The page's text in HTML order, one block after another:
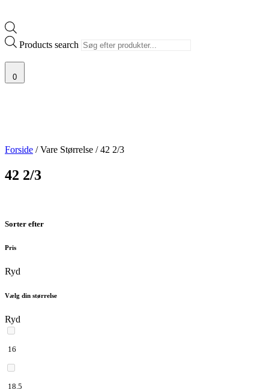
Products search
0
Forside / Vare Størrelse / 42 2/3
42 2/3
Sorter efter
Pris
Ryd
Vælg din størrelse
Ryd
16
18.5